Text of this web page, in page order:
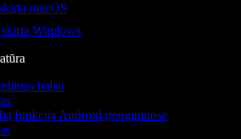
macOS
Windows
balsu
funkcija Android įrenginiuose